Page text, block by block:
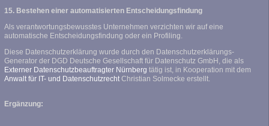
15. Bestehen einer automatisierten Entscheidungsfindung
Als verantwortungsbewusstes Unternehmen verzichten wir auf eine
automatische Entscheidungsfindung oder ein Profiling.
Diese Datenschutzerklärung wurde durch den Datenschutzerklärungs-
Generator der DGD Deutsche Gesellschaft für Datenschutz GmbH, die als
Externer Datenschutzbeauftragter Nürnberg tätig ist, in Kooperation mit dem
Anwalt für IT- und DatenschutzrechtChristian Solmecke erstellt.
Ergänzung: